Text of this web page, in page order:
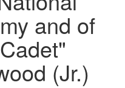
and of
(Jr.)